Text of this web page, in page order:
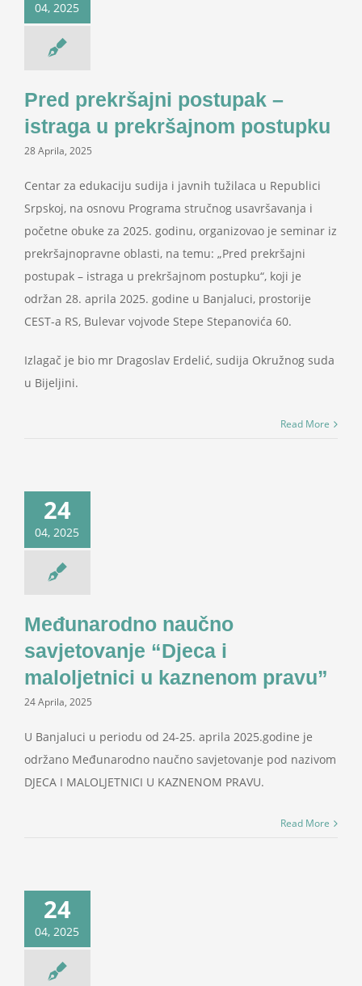
04, 2025
Pred prekršajni postupak –
istraga u prekršajnom postupku
28 Aprila, 2025
Centar za edukaciju sudija i javnih tužilaca u Republici
Srpskoj, na osnovu Programa stručnog usavršavanja i
početne obuke za 2025. godinu, organizovao je seminar iz
prekršajnopravne oblasti, na temu: „Pred prekršajni
postupak – istraga u prekršajnom postupku“, koji je
održan 28. aprila 2025. godine u Banjaluci, prostorije
CEST-a RS, Bulevar vojvode Stepe Stepanovića 60.
Izlagač je bio mr Dragoslav Erdelić, sudija Okružnog suda
u Bijeljini.
Read More
24
04, 2025
Međunarodno naučno
savjetovanje “Djeca i
maloljetnici u kaznenom pravu”
24 Aprila, 2025
U Banjaluci u periodu od 24-25. aprila 2025.godine je
održano Međunarodno naučno savjetovanje pod nazivom
DJECA I MALOLJETNICI U KAZNENOM PRAVU.
Read More
24
04, 2025